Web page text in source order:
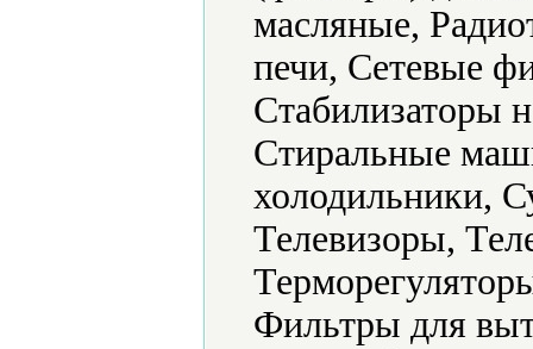
масляные,
печи, Сетевые
Стабилизаторы
Стиральные
холодильники,
Телевизоры,
Фильтры для